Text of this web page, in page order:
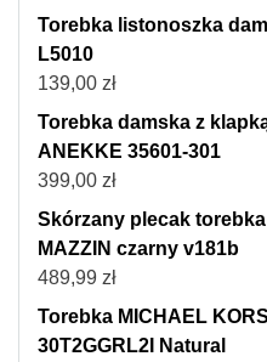
Torebka listonoszka
L5010
139,00 zł
Torebka damska z
ANEKKE 35601-301
399,00 zł
Skórzany plecak
MAZZIN czarny v181b
489,99 zł
Torebka MICHAEL
30T2GGRL2I Natural